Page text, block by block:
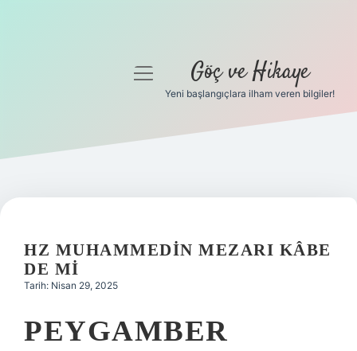
Gizlilik Politikası
Yasal Uyarı
menüyü
Göç ve Hikaye
Yeni başlangıçlara ilham veren bilgiler!
HZ MUHAMMEDIN MEZARI KÂBE
DE MI
Tarih: Nisan 29, 2025
PEYGAMBER